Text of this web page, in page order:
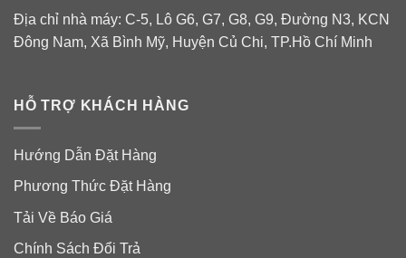
Địa chỉ nhà máy: C-5, Lô G6, G7, G8, G9, Đường N3, KCN
Đông Nam, Xã Bình Mỹ, Huyện Củ Chi, TP.Hồ Chí Minh
HỖ TRỢ KHÁCH HÀNG
Hướng Dẫn Đặt Hàng
Phương Thức Đặt Hàng
Tải Về Báo Giá
Chính Sách Đổi Trả